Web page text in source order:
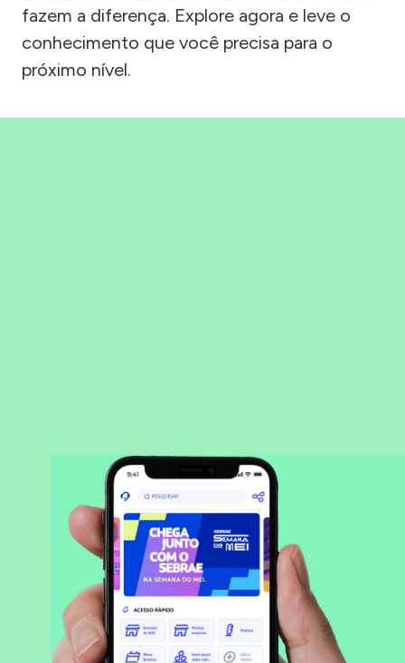
fazem a diferença. Explore agora e leve o
conhecimento que você precisa para o
próximo nível.